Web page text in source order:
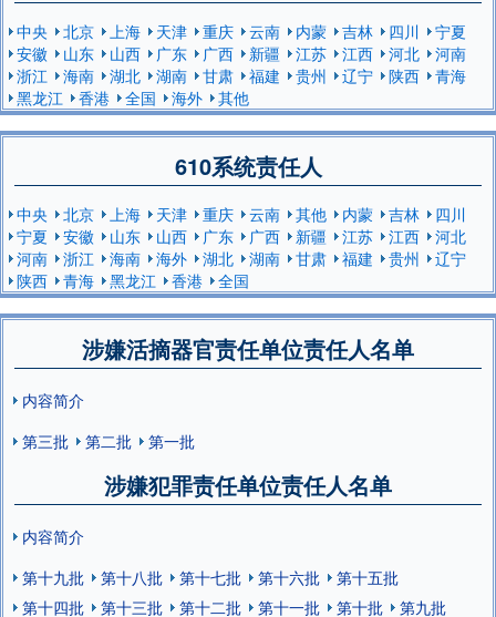
中央 北京 上海 天津 重庆 云南 内蒙 吉林 四川
宁夏
安徽
山东 山西 广东 广西 新疆 江苏 江西 河北
河南
浙江
海南 湖北 湖南 甘肃 福建 贵州 辽宁 陕西
青海
黑龙江
香港 全国 海外 其他
610系统责任人
中央 北京 上海 天津 重庆 云南 其他 内蒙 吉林
四川
宁夏
安徽 山东 山西 广东 广西 新疆 江苏 江西
河北
河南
浙江 海南 海外 湖北 湖南 甘肃 福建 贵州
辽宁
陕西
青海 黑龙江 香港 全国
涉嫌活摘器官责任单位责任人名单
内容简介
第三批
第二批 第一批
涉嫌犯罪责任单位责任人名单
内容简介
第十九批
第十八批 第十七批 第十六批
第十五批
第十四批
第十三批 第十二批 第十一批 第十批
第九批